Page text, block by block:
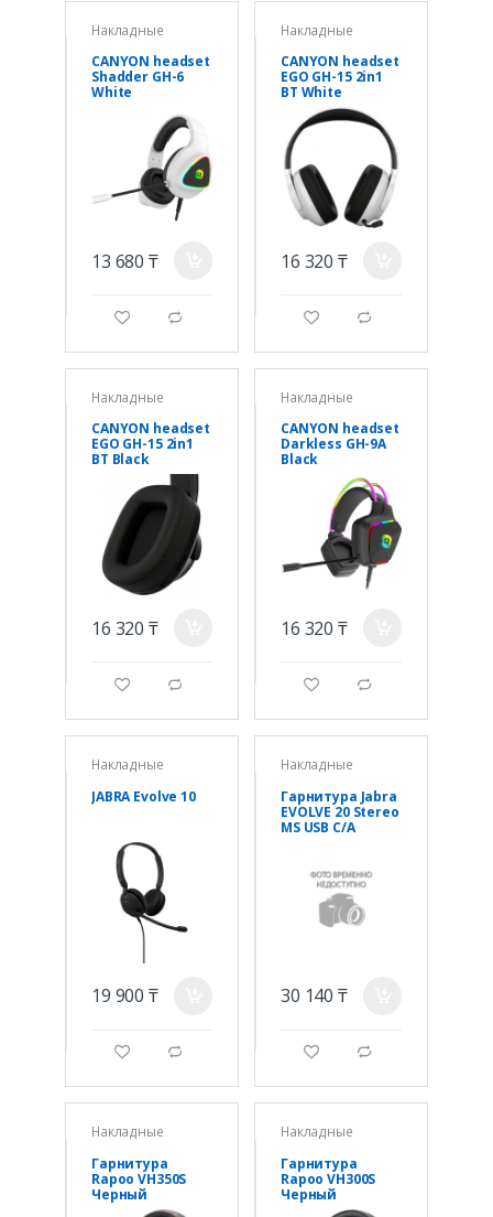
Накладные
CANYON headset
Shadder GH-6
White
13 680 ₸
g d
Накладные
CANYON headset
EGO GH-15 2in1
BT White
16 320 ₸
g d
Накладные
CANYON headset
EGO GH-15 2in1
BT Black
16 320 ₸
g d
Накладные
CANYON headset
Darkless GH-9A
Black
16 320 ₸
g d
Накладные
JABRA Evolve 10
19 900 ₸
g d
Накладные
Гарнитура Jabra
EVOLVE 20 Stereo
MS USB C/A
30 140 ₸
g d
Накладные
Гарнитура
Rapoo VH350S
Черный
Накладные
Гарнитура
Rapoo VH300S
Черный